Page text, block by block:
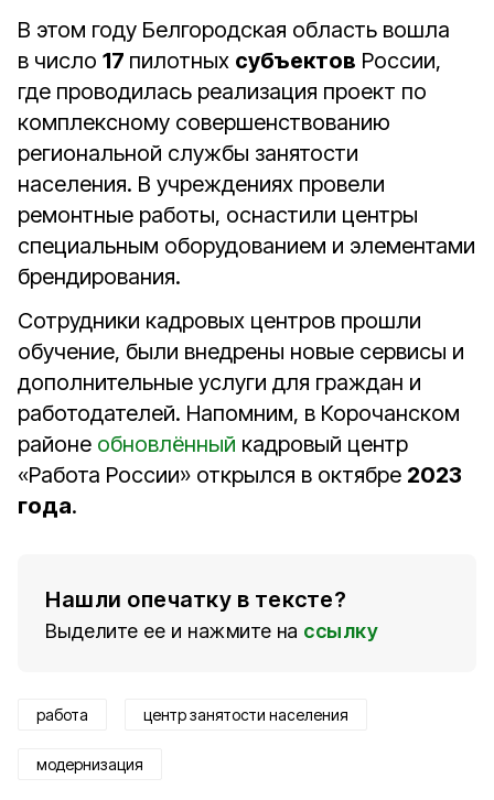
В этом году Белгородская область вошла
в число 17 пилотных субъектов России,
где проводилась реализация проект по
комплексному совершенствованию
региональной службы занятости
населения. В учреждениях провели
ремонтные работы, оснастили центры
специальным оборудованием и элементами
брендирования.
Сотрудники кадровых центров прошли
обучение, были внедрены новые сервисы и
дополнительные услуги для граждан и
работодателей. Напомним, в Корочанском
районе обновлённый кадровый центр
«Работа России» открылся в октябре 2023
года.
Нашли опечатку в тексте?
Выделите ее и нажмите на ссылку
работа центр занятости населения
модернизация